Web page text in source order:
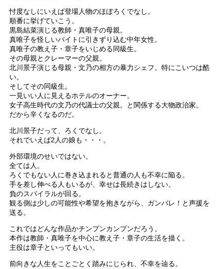
忖度なしにいえば登場人物のほぼろくでなし。
順番に挙げていこう。
黒島結菜演じる教師・真唯子の母親。
真唯子を怪しいバイトに引きずり込む中年女性。
真唯子の教え子・章子をいじめる同級生。
その母親とクレーマーの父親。
北川景子演じる母親・文乃の相方の暴力シェフ。特にこいつは酷
い。
そしてその同級生。
一見いい人に見えるホテルのオーナー。
女子高生時代の文乃の代議士の父親。と関係する大物政治家。
だから辛くなるのだ。
北川景子だって、ろくでなし。
それでいえば2人の娘も・・・。
外部環境のせいではない。
全ては人。
ろくでもない人に巻き込まれると普通の人も不幸に陥る。
手を差し伸べる人もいるが、幸せは長続きはしない。
負のスパイラルが回る。
観る側は少しの可能性や希望を抱きながら、ガンバレ！と声援を
送る。
これではどんな作品かチンプンカンプンだろう。
本作は教師・真唯子を中心に教え子・章子の生活を描く。
主役は章子といってもいい。
前向きな人生をことごとく踏みにじられ、不幸を辿る。